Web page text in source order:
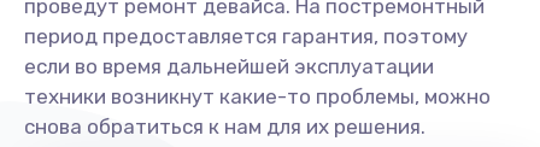
проведут ремонт девайса. На постремонтный
период предоставляется гарантия, поэтому
если во время дальнейшей эксплуатации
техники возникнут какие-то проблемы, можно
снова обратиться к нам для их решения.